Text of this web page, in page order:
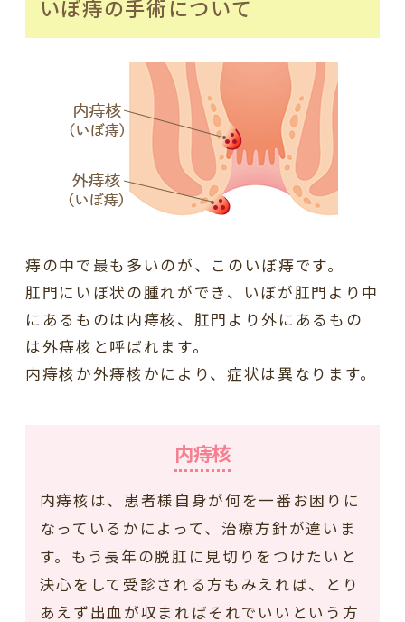
いぼ痔の手術について
痔の中で最も多いのが、このいぼ痔です。
肛門にいぼ状の腫れができ、いぼが肛門より中
にあるものは内痔核、肛門より外にあるもの
は外痔核と呼ばれます。
内痔核か外痔核かにより、症状は異なります。
内痔核
内痔核は、患者様自身が何を一番お困りに
なっているかによって、治療方針が違いま
す。もう長年の脱肛に見切りをつけたいと
決心をして受診される方もみえれば、とり
あえず出血が収まればそれでいいという方